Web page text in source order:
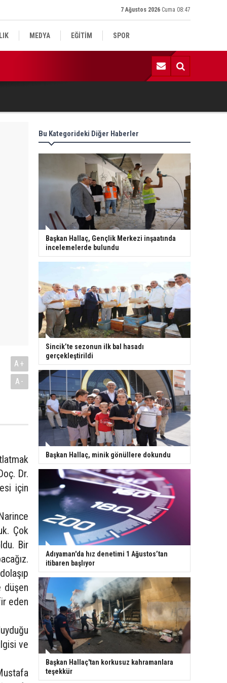
7 Ağustos 2026 Cuma 08:47
MEDYA EĞİTİM SPOR
A+
A-
Dr.
için
Çok
Bir
düşen
eden
ve
Bu Kategorideki Diğer Haberler
Başkan Hallaç, Gençlik Merkezi inşaatında
incelemelerde bulundu
Sincik’te sezonun ilk bal hasadı
gerçekleştirildi
Başkan Hallaç, minik gönüllere dokundu
Adıyaman'da hız denetimi 1 Ağustos’tan
itibaren başlıyor
Başkan Hallaç'tan korkusuz kahramanlara
teşekkür